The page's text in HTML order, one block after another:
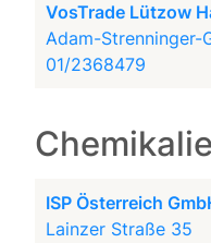
VosTrade Lützow
Adam-Strenninger-
01/2368479
ISP Österreich
Lainzer Straße 35